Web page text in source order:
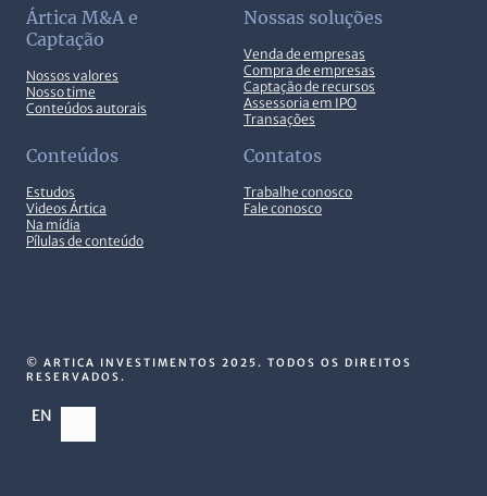
Ártica M&A e
Captação
Nossos valores
Nosso time
Conteúdos autorais
Nossas soluções
Venda de empresas
Compra de empresas
Captação de recursos
Assessoria em IPO
Transações
Conteúdos
Estudos
Videos Ártica
Na mídia
Pílulas de conteúdo
Contatos
Trabalhe conosco
Fale conosco
© ARTICA INVESTIMENTOS 2025. TODOS OS DIREITOS
RESERVADOS.
EN